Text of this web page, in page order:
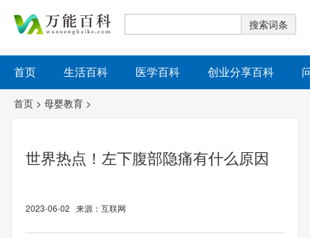
首页 生活百科 医学百科 创业分享百科
首页 > 母婴教育 >
世界热点！左下腹部隐痛有什么原因
2023-06-02 来源：互联网